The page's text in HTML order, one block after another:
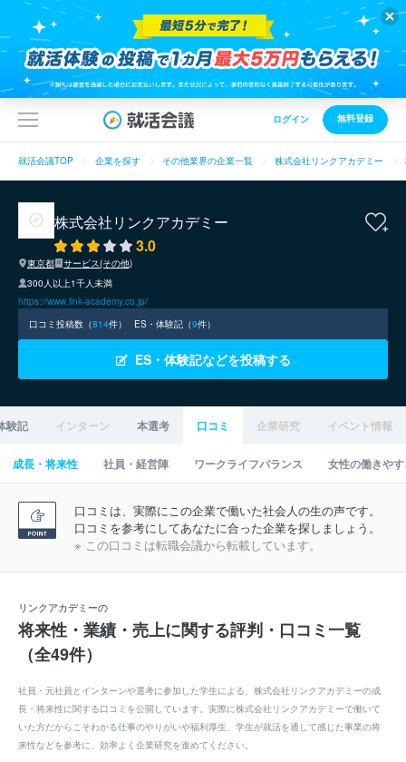
ログイン 無料登録
就活会議TOP 企業を探す その他業界の企業一覧 株式会社リンクアカデミー
株式会社リンクアカデミー
3.0
東京都
サービス(その他)
300人以上1千人未満
https://www.link-academy.co.jp/
口コミ投稿数（814件） ES・体験記（9件）
ES・体験記などを投稿する
験記 インターン 本選考 口コミ 企業研究 イベント情報
成長・将来性 社員・経営陣 ワークライフバランス 女性の働きや
口コミは、実際にこの企業で働いた社会人の生の声です。
口コミを参考にしてあなたに合った企業を探しましょう。
※ この口コミは転職会議から転載しています。
リンクアカデミーの
将来性・業績・売上に関する評判・口コミ一覧
（全49件）
社員・元社員とインターンや選考に参加した学生による、株式会社リンクアカデミーの成
長・将来性に関する口コミを公開しています。実際に株式会社リンクアカデミーで働いて
いた方だからこそわかる仕事のやりがいや福利厚生、学生が就活を通して感じた事業の将
来性などを参考に、効率よく企業研究を進めてください。